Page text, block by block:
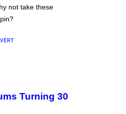
not take these
Turning 30